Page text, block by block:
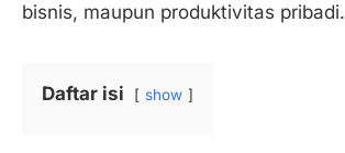
bisnis, maupun produktivitas pribadi.
Daftar isi show